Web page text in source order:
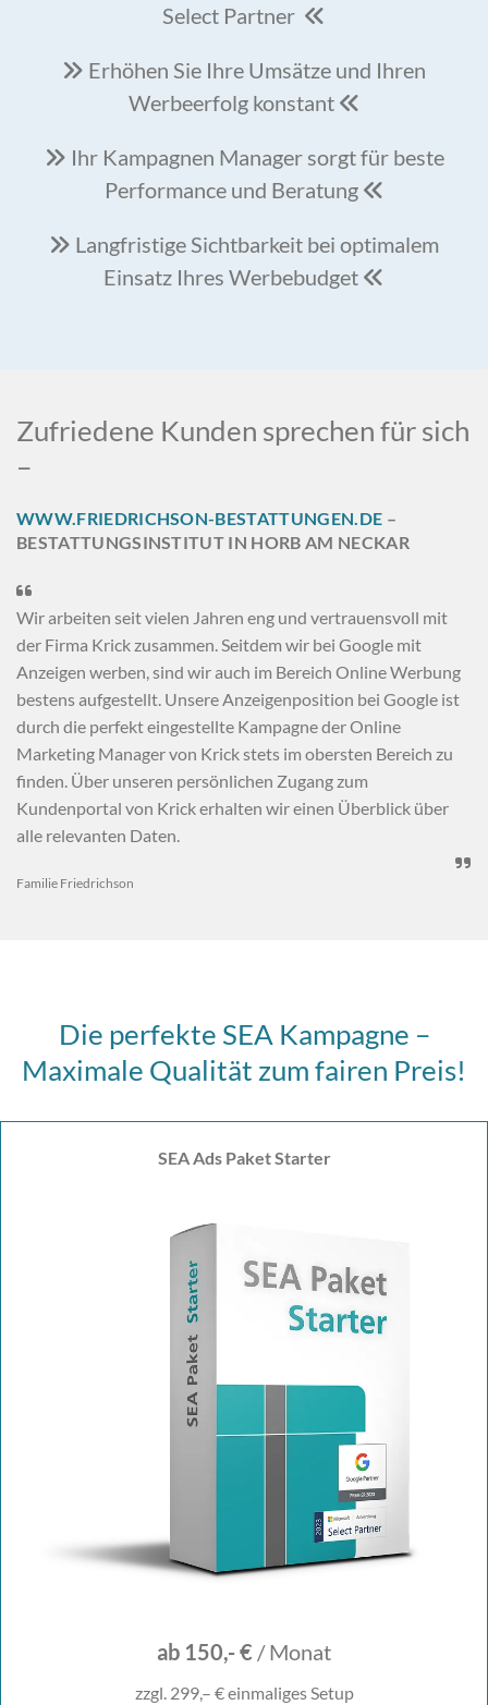
Select Partner 
 Erhöhen Sie Ihre Umsätze und Ihren
Werbeerfolg konstant 
 Ihr Kampagnen Manager sorgt für beste
Performance und Beratung 
 Langfristige Sichtbarkeit bei optimalem
Einsatz Ihres Werbebudget 
Zufriedene Kunden sprechen für sich
–
WWW.FRIEDRICHSON-BESTATTUNGEN.DE –
BESTATTUNGSINSTITUT IN HORB AM NECKAR

Wir arbeiten seit vielen Jahren eng und vertrauensvoll mit
der Firma Krick zusammen. Seitdem wir bei Google mit
Anzeigen werben, sind wir auch im Bereich Online Werbung
bestens aufgestellt. Unsere Anzeigenposition bei Google ist
durch die perfekt eingestellte Kampagne der Online
Marketing Manager von Krick stets im obersten Bereich zu
finden. Über unseren persönlichen Zugang zum
Kundenportal von Krick erhalten wir einen Überblick über
alle relevanten Daten.

Familie Friedrichson
Die perfekte SEA Kampagne –
Maximale Qualität zum fairen Preis!
SEA Ads Paket Starter
ab 150,- € / Monat
zzgl. 299,– € einmaliges Setup